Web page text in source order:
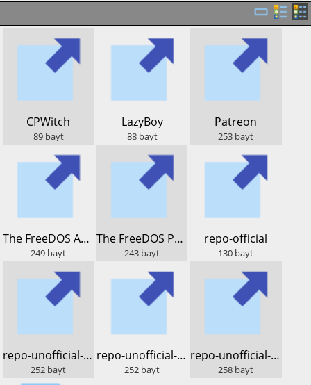
​CPWitch
89 bayt
​LazyBoy
88 bayt
​Patreon
253 bayt
​The FreeDOS Archive
249 bayt
​The FreeDOS Project
243 bayt
​repo-official
130 bayt
​repo-unofficial-dos.lod.bz
252 bayt
​repo-unofficial-lod.bz
252 bayt
​repo-unofficial-sparky
258 bayt